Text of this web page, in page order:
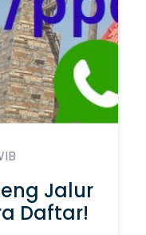
Jalur
Daftar!